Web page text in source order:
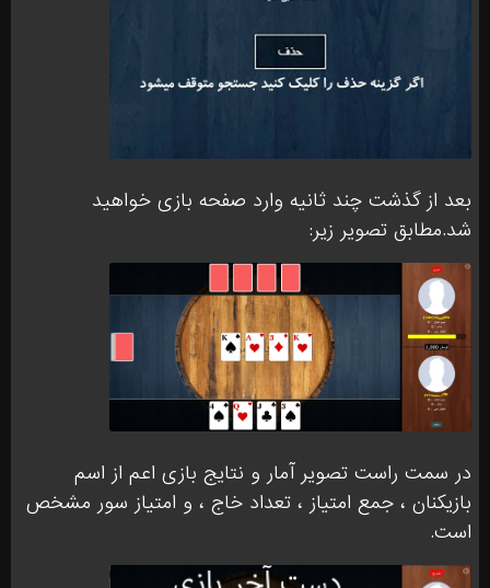
بعد از گذشت چند ثانیه وارد صفحه بازی خواهید
شد.مطابق تصویر زیر:
در سمت راست تصویر آمار و نتایج بازی اعم از اسم
بازیکنان ، جمع امتیاز ، تعداد خاج ، و امتیاز سور مشخص
است.